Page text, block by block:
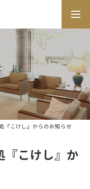
『こけし』からのお知らせ
『こけし』か